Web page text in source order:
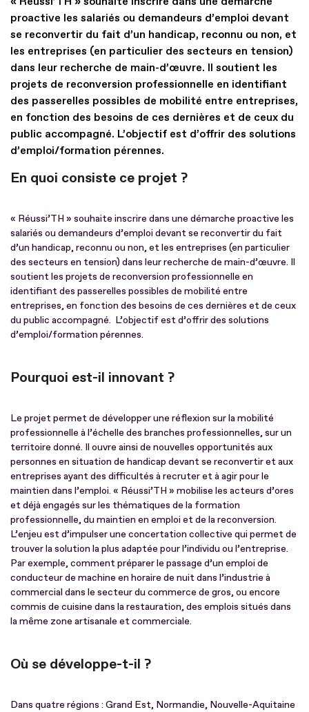
proactive les salariés ou demandeurs d’emploi devant
se reconvertir du fait d’un handicap, reconnu ou non, et
les entreprises (en particulier des secteurs en tension)
dans leur recherche de main-d’œuvre. Il soutient les
projets de reconversion professionnelle en identifiant
des passerelles possibles de mobilité entre entreprises,
en fonction des besoins de ces dernières et de ceux du
public accompagné. L’objectif est d’offrir des solutions
d’emploi/formation pérennes.
En quoi consiste ce projet ?
« Réussi’TH » souhaite inscrire dans une démarche proactive les
salariés ou demandeurs d’emploi devant se reconvertir du fait
d’un handicap, reconnu ou non, et les entreprises (en particulier
des secteurs en tension) dans leur recherche de main-d’œuvre. Il
soutient les projets de reconversion professionnelle en
identifiant des passerelles possibles de mobilité entre
entreprises, en fonction des besoins de ces dernières et de ceux
du public accompagné. L’objectif est d’offrir des solutions
d’emploi/formation pérennes.
Pourquoi est-il innovant ?
Le projet permet de développer une réflexion sur la mobilité
professionnelle à l’échelle des branches professionnelles, sur un
territoire donné. Il ouvre ainsi de nouvelles opportunités aux
personnes en situation de handicap devant se reconvertir et aux
entreprises ayant des difficultés à recruter et à agir pour le
maintien dans l’emploi. « Réussi’TH » mobilise les acteurs d’ores
et déjà engagés sur les thématiques de la formation
professionnelle, du maintien en emploi et de la reconversion.
L’enjeu est d’impulser une concertation collective qui permet de
trouver la solution la plus adaptée pour l’individu ou l’entreprise.
Par exemple, comment préparer le passage d’un emploi de
conducteur de machine en horaire de nuit dans l’industrie à
commercial dans le secteur du commerce de gros, ou encore
commis de cuisine dans la restauration, des emplois situés dans
la même zone artisanale et commerciale.
Où se développe-t-il ?
Dans quatre régions : Grand Est, Normandie, Nouvelle-Aquitaine